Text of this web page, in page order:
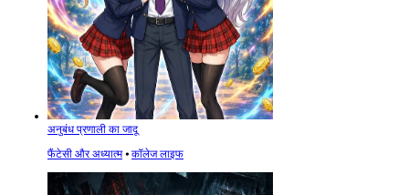
अनुबंध प्रणाली का जादू
फैंटेसी और अध्यात्म⦁ कॉलेज लाइफ